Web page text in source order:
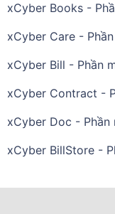
xCyber Books -
xCyber Care -
xCyber Bill - Phần
xCyber Contract -
xCyber Doc -
xCyber BillStore -